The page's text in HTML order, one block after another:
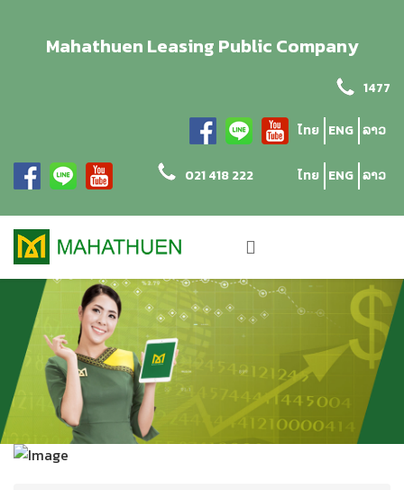
Mahathuen Leasing Public Company
1477
ไทย ENG ລາວ
ไทย ENG ລາວ
021 418 222